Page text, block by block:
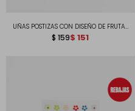
UÑAS POSTIZAS CON DISEÑO DE FRUTAS
ALMENDRADAS
$ 159$ 151